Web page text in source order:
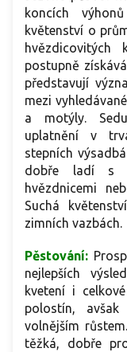
koncích
květenství o
hvězdicovitých
postupně
představují
mezi
a motýly.
uplatnění v
stepních
dobře ladí s
hvězdnicemi
Suchá
zimních vazbách.
Pěstování:
nejlepších
kvetení i
polostín,
volnějším
těžká, dobře